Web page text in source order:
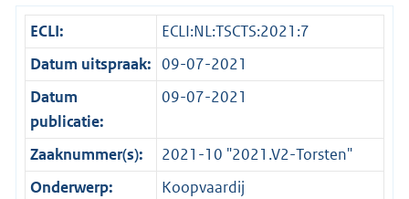
ECLI:
ECLI:NL:TSCTS:2021:7
Datum uitspraak: 09-07-2021
Datum
publicatie:
09-07-2021
Zaaknummer(s):
2021-10 "2021.V2-Torsten"
Onderwerp:
Koopvaardij